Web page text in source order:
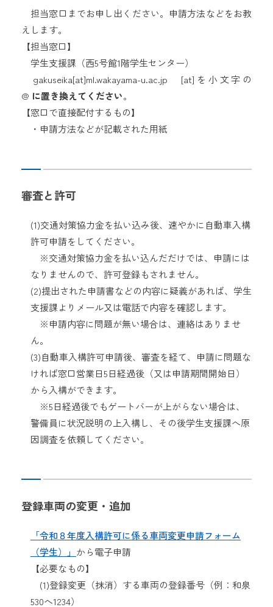
担当窓口までお申し出ください。申請方法などをお教
えします。
【担当窓口】
学生支援課（西5号館1階学生センター）
gakuseika[at]ml.wakayama-u.ac.jp [at]を小文字の
@ に置き換えてください。
【窓口で直接配付するもの】
・申請方法などが記載された用紙
審査と許可
(1)交通対策協力金を払い込み後、速やかに自動車入構
許可申請をしてください。
※交通対策協力金を払い込んだだけでは、申請には
なりませんので、許可登録もされません。
(2)提出された申請書などの内容に疑義があれば、学生
支援課よりメール又は電話で内容を確認します。
※申請内容に問題が無い場合は、連絡はありませ
ん。
(3)自動車入構許可申請後、審査を経て、申請に問題な
ければ窓口営業日5日経過後（又は申請期間開始日）
から入構ができます。
※5日経過後でもゲートバーが上がらない場合は、
警備員に状況説明の上入構し、その後学生支援課へ原
因調査を依頼してください。
登録車両の変更・追加
「令和８年度入構許可に係る車両変更申請フォーム
（学生）」 から電子申請
【必要なもの】
(1)登録変更（抹消）する車両の登録番号（例：和泉
530へ1234）